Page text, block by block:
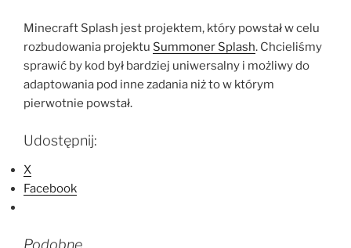
Minecraft Splash jest projektem, który powstał w celu
rozbudowania projektu Summoner Splash. Chcieliśmy
sprawić by kod był bardziej uniwersalny i możliwy do
adaptowania pod inne zadania niż to w którym
pierwotnie powstał.
Udostępnij:
X
Facebook
Podobne